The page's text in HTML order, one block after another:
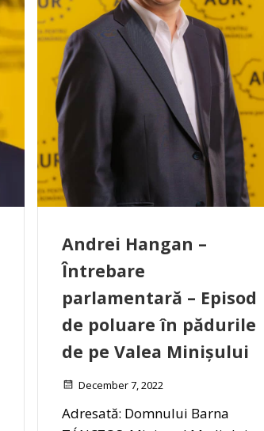
Andrei Hangan –
Întrebare
parlamentară – Episod
de poluare în pădurile
de pe Valea Minișului
December 7, 2022
Adresată: Domnului Barna